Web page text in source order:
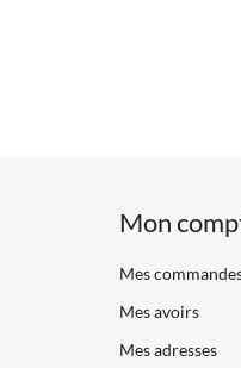
Mon
Mes
Mes avoirs
Mes adresses